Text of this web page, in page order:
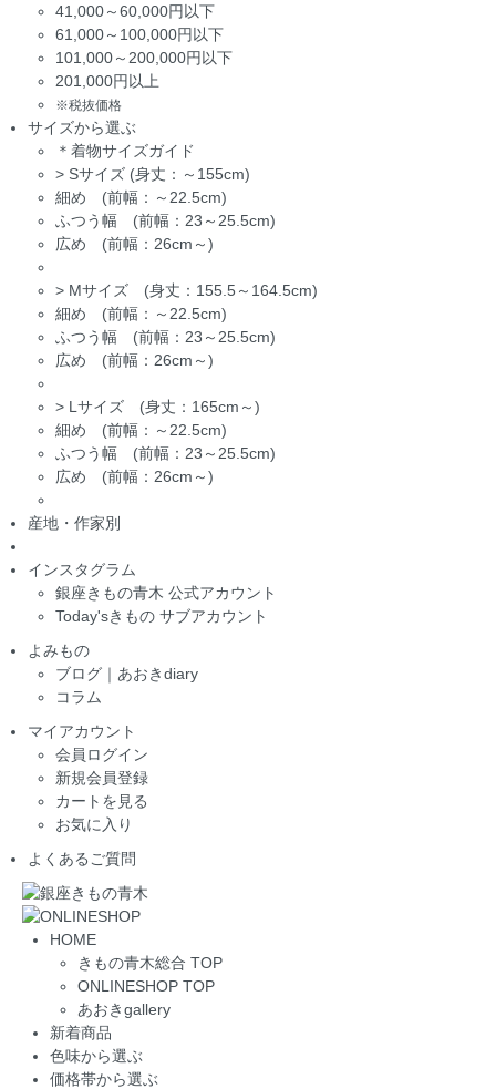
41,000～60,000円以下
61,000～100,000円以下
101,000～200,000円以下
201,000円以上
※税抜価格
サイズから選ぶ
＊着物サイズガイド
> Sサイズ (身丈：～155cm)
細め (前幅：～22.5cm)
ふつう幅 (前幅：23～25.5cm)
広め (前幅：26cm～)
> Mサイズ (身丈：155.5～164.5cm)
細め (前幅：～22.5cm)
ふつう幅 (前幅：23～25.5cm)
広め (前幅：26cm～)
> Lサイズ (身丈：165cm～)
細め (前幅：～22.5cm)
ふつう幅 (前幅：23～25.5cm)
広め (前幅：26cm～)
産地・作家別
インスタグラム
銀座きもの青木 公式アカウント
Today'sきもの サブアカウント
よみもの
ブログ｜あおきdiary
コラム
マイアカウント
会員ログイン
新規会員登録
カートを見る
お気に入り
よくあるご質問
HOME
きもの青木総合 TOP
ONLINESHOP TOP
あおきgallery
新着商品
色味から選ぶ
価格帯から選ぶ